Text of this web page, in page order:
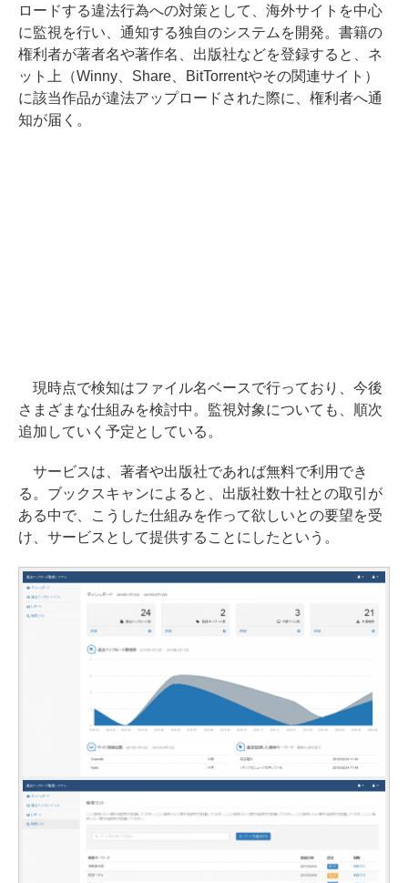
ロードする違法行為への対策として、海外サイトを中心
に監視を行い、通知する独自のシステムを開発。書籍の
権利者が著者名や著作名、出版社などを登録すると、ネ
ット上（Winny、Share、BitTorrentやその関連サイト）
に該当作品が違法アップロードされた際に、権利者へ通
知が届く。
現時点で検知はファイル名ベースで行っており、今後
さまざまな仕組みを検討中。監視対象についても、順次
追加していく予定としている。
サービスは、著者や出版社であれば無料で利用でき
る。ブックスキャンによると、出版社数十社との取引が
ある中で、こうした仕組みを作って欲しいとの要望を受
け、サービスとして提供することにしたという。